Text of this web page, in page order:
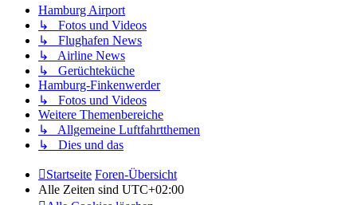
Hamburg Airport
↳ Fotos und Videos
↳ Flughafen News
↳ Airline News
↳ Gerüchteküche
Hamburg-Finkenwerder
↳ Fotos und Videos
Weitere Themenbereiche
↳ Allgemeine Luftfahrtthemen
↳ Dies und das
Startseite Foren-Übersicht
Alle Zeiten sind UTC+02:00